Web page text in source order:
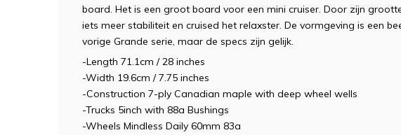
board. Het is een groot board voor een mini cruiser. Door zijn
iets meer stabiliteit en cruised het relaxster. De vormgeving is een
vorige Grande serie, maar de specs zijn gelijk.
-Length 71.1cm / 28 inches
-Width 19.6cm / 7.75 inches
-Construction 7-ply Canadian maple with deep wheel wells
-Trucks 5inch with 88a Bushings
-Wheels Mindless Daily 60mm 83a